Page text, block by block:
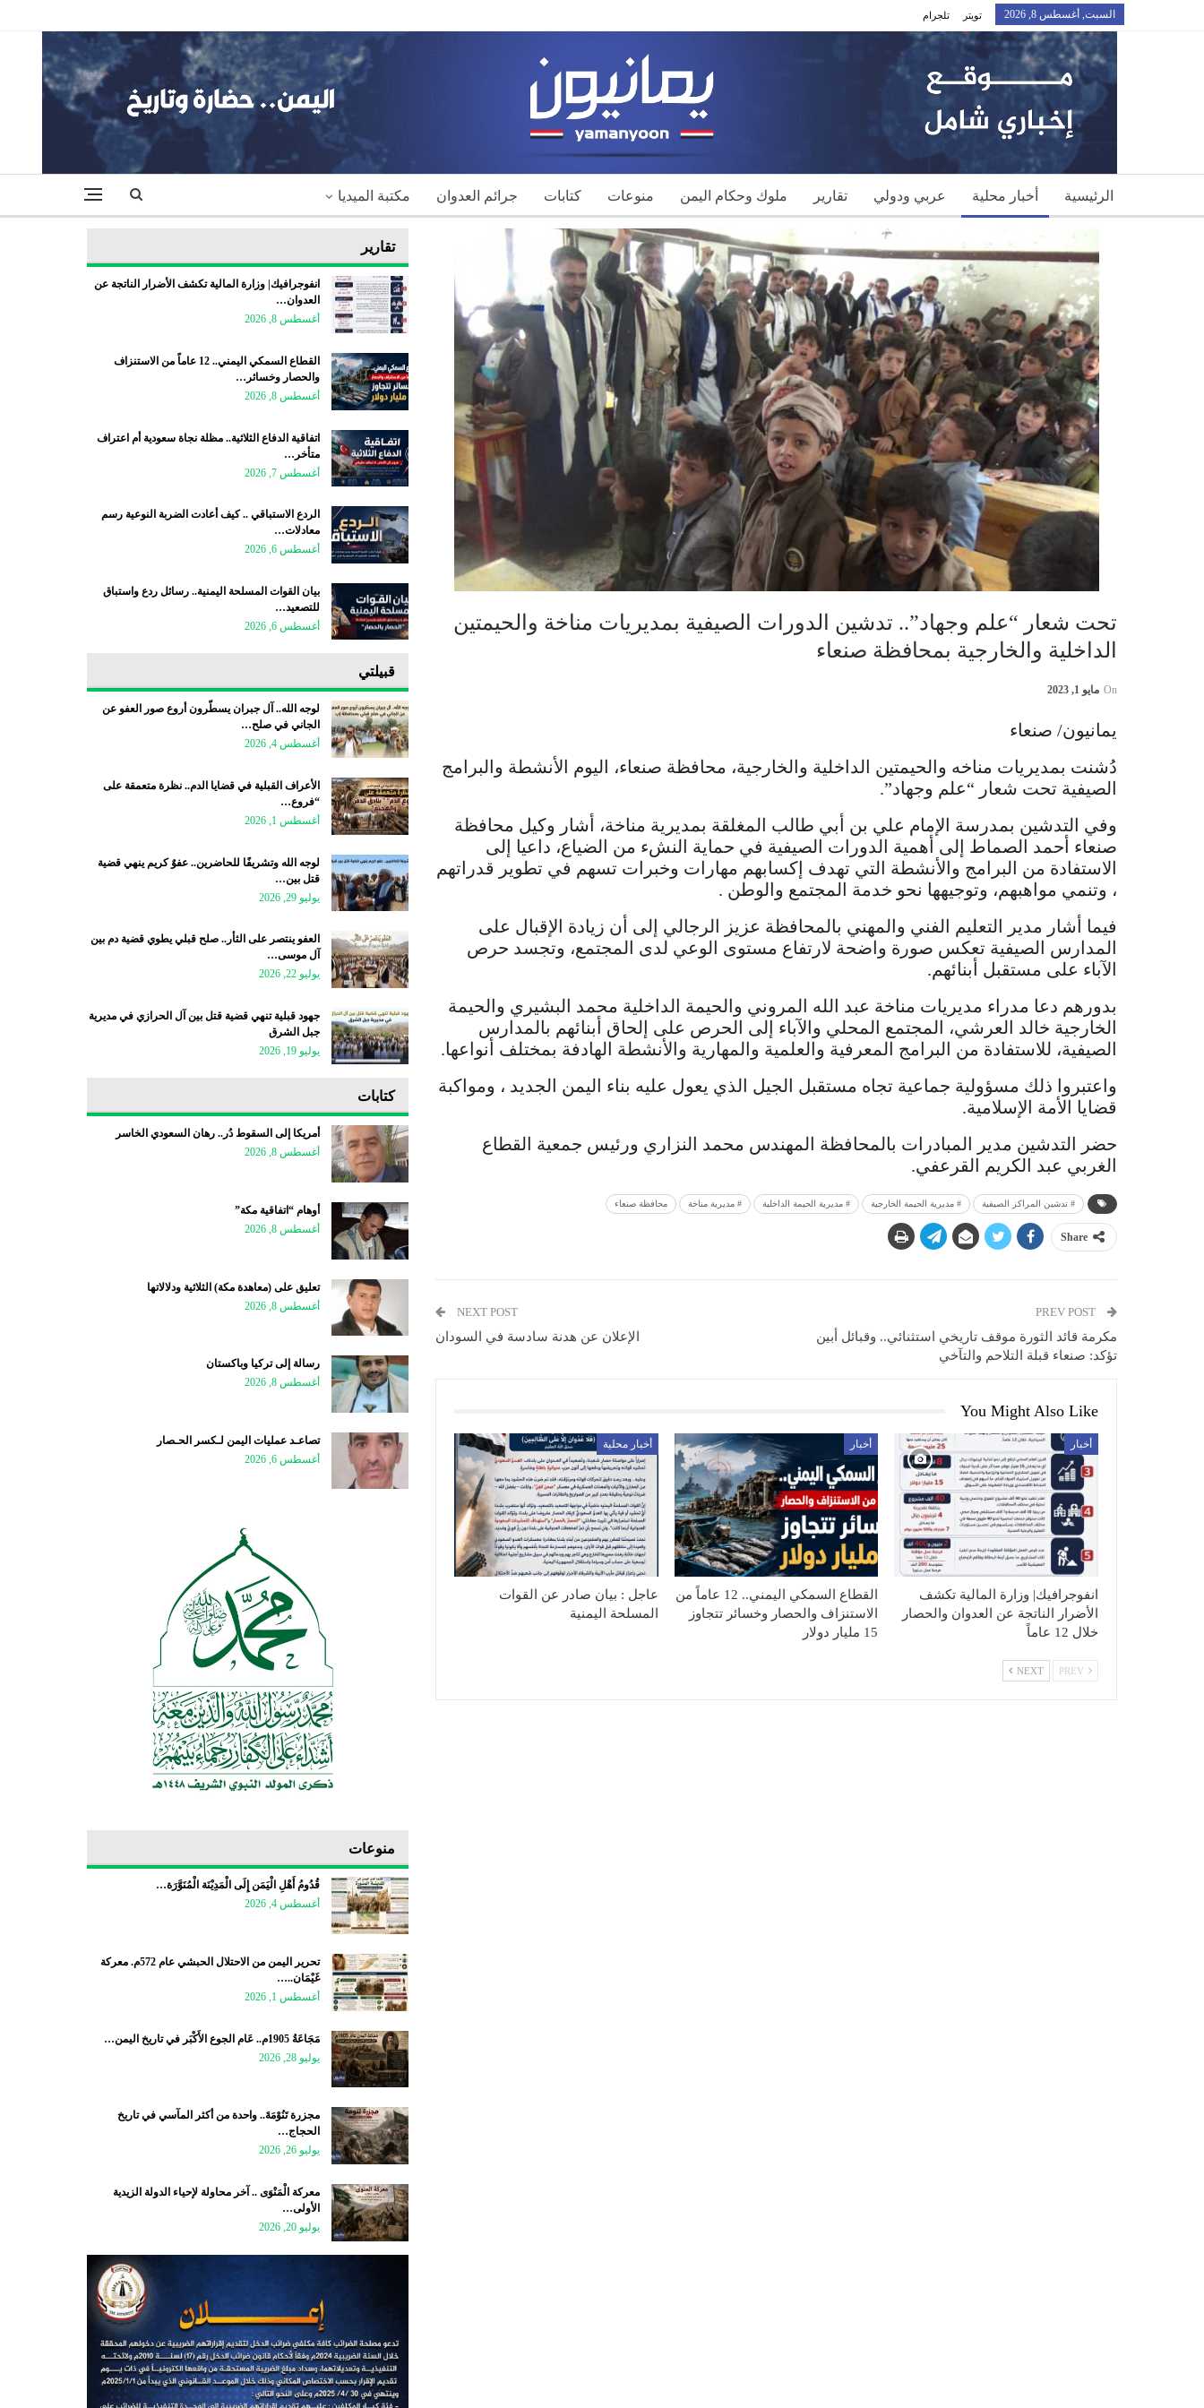
السبت, أغسطس 8, 2026 تويتر تلجرام
الرئيسية أخبار محلية عربي ودولي تقارير ملوك وحكام اليمن منوعات كتابات جرائم العدوان مكتبة الميديا
تحت شعار “علم وجهاد”.. تدشين الدورات الصيفية بمديريات مناخة والحيمتين
الداخلية والخارجية بمحافظة صنعاء
On مايو 1, 2023
يمانيون/ صنعاء
دُشنت بمديريات مناخه والحيمتين الداخلية والخارجية، محافظة صنعاء، اليوم الأنشطة والبرامج
الصيفية تحت شعار “علم وجهاد”.
وفي التدشين بمدرسة الإمام علي بن أبي طالب المغلقة بمديرية مناخة، أشار وكيل محافظة
صنعاء أحمد الصماط إلى أهمية الدورات الصيفية في حماية النشء من الضياع، داعيا إلى
الاستفادة من البرامج والأنشطة التي تهدف إكسابهم مهارات وخبرات تسهم في تطوير قدراتهم
، وتنمي مواهبهم، وتوجيهها نحو خدمة المجتمع والوطن .
فيما أشار مدير التعليم الفني والمهني بالمحافظة عزيز الرجالي إلى أن زيادة الإقبال على
المدارس الصيفية تعكس صورة واضحة لارتفاع مستوى الوعي لدى المجتمع، وتجسد حرص
الآباء على مستقبل أبنائهم.
بدورهم دعا مدراء مديريات مناخة عبد الله المروني والحيمة الداخلية محمد البشيري والحيمة
الخارجية خالد العرشي، المجتمع المحلي والآباء إلى الحرص على إلحاق أبنائهم بالمدارس
الصيفية، للاستفادة من البرامج المعرفية والعلمية والمهارية والأنشطة الهادفة بمختلف أنواعها.
واعتبروا ذلك مسؤولية جماعية تجاه مستقبل الجيل الذي يعول عليه بناء اليمن الجديد ، ومواكبة
قضايا الأمة الإسلامية.
حضر التدشين مدير المبادرات بالمحافظة المهندس محمد النزاري ورئيس جمعية القطاع
الغربي عبد الكريم القرعفي.
# تدشين المراكز الصيفية # مديرية الحيمة الخارجية # مديرية الحيمة الداخلية # مديرية مناخة محافظة صنعاء
Share
مكرمة قائد الثورة موقف تاريخي استثنائي.. وقبائل أبين
تؤكد: صنعاء قبلة التلاحم والتآخي
NEXT POST
الإعلان عن هدنة سادسة في السودان
You Might Also Like
أخبار
انفوجرافيك| وزارة المالية تكشف
الأضرار الناتجة عن العدوان والحصار
خلال 12 عاماً
أخبار
القطاع السمكي اليمني.. 12 عاماً من
الاستنزاف والحصار وخسائر تتجاوز
15 مليار دولار
أخبار محلية
عاجل : بيان صادر عن القوات
المسلحة اليمنية
NEXT
تقارير
انفوجرافيك| وزارة المالية تكشف الأضرار الناتجة عن
العدوان…
أغسطس 8, 2026
القطاع السمكي اليمني.. 12 عاماً من الاستنزاف
والحصار وخسائر…
أغسطس 8, 2026
اتفاقية الدفاع الثلاثية.. مظلة نجاة سعودية أم اعتراف
متأخر…
أغسطس 7, 2026
الردع الاستباقي .. كيف أعادت الضربة النوعية رسم
معادلات…
أغسطس 6, 2026
بيان القوات المسلحة اليمنية.. رسائل ردع واستباق
للتصعيد…
أغسطس 6, 2026
قبيلتي
لوجه الله.. آل جبران يسطّرون أروع صور العفو عن
الجاني في صلح…
أغسطس 4, 2026
الأعراف القبلية في قضايا الدم.. نظرة متعمقة على
“فروع…
أغسطس 1, 2026
لوجه الله وتشريفًا للحاضرين.. عفوٌ كريم ينهي قضية
قتل بين…
يوليو 29, 2026
العفو ينتصر على الثأر.. صلح قبلي يطوي قضية دم بين
آل موسى…
يوليو 22, 2026
جهود قبلية تنهي قضية قتل بين آل الحرازي في مديرية
جبل الشرق
يوليو 19, 2026
كتابات
أمريكا إلى السقوط دُر.. رهان السعودي الخاسر
أغسطس 8, 2026
أوهام “اتفاقية مكة”
أغسطس 8, 2026
تعليق على (معاهدة مكة) الثلاثية ودلالاتها
أغسطس 8, 2026
رسالة إلى تركيا وباكستان
أغسطس 8, 2026
تصاعـد عمليات اليمن لـكسر الحـصار
أغسطس 6, 2026
منوعات
قُدُومُ أَهْلِ الْيَمَن إِلَى الْمَدِيْنَة الْمُنَوَّرَة…
أغسطس 4, 2026
تحرير اليمن من الاحتلال الحبشي عام 572م. معركة
غَيْمَان..…
أغسطس 1, 2026
مَجَاعَةُ 1905م.. عَام الجوع الأَكْبَر في تاريخ اليمن…
يوليو 28, 2026
مجزرة تَنُوْمَةَ.. واحدة من أكثر المآسي في تاريخ
الحجاج…
يوليو 26, 2026
معركة الْمَنْوَى .. آخر محاولة لإحياء الدولة الزيدية
الأولى…
يوليو 20, 2026